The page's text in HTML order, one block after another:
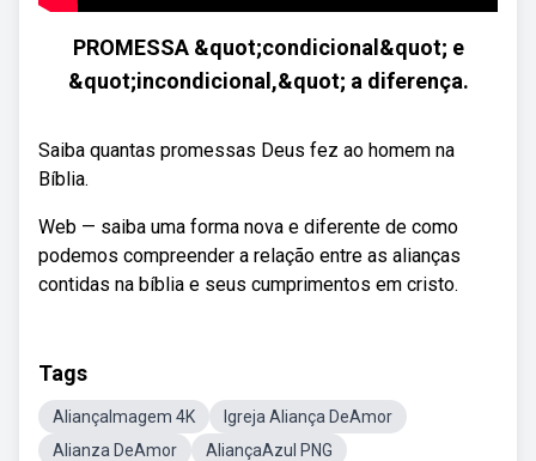
PROMESSA &quot;condicional&quot; e
&quot;incondicional,&quot; a diferença.
Saiba quantas promessas Deus fez ao homem na
Bíblia.
Web — saiba uma forma nova e diferente de como
podemos compreender a relação entre as alianças
contidas na bíblia e seus cumprimentos em cristo.
Tags
AliançaImagem 4K
Igreja Aliança DeAmor
Alianza DeAmor
AliançaAzul PNG